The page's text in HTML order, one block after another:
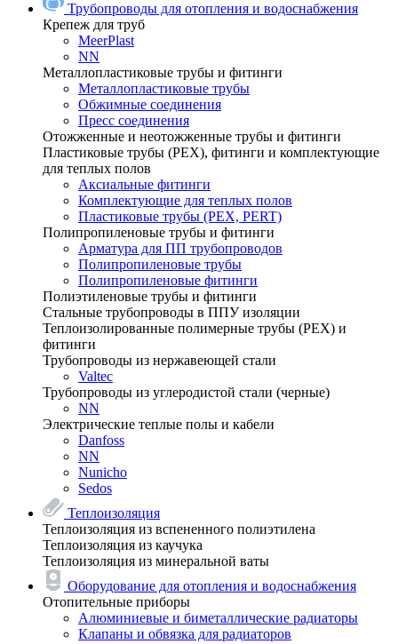
Трубопроводы для отопления и водоснабжения
Крепеж для труб
MeerPlast
NN
Металлопластиковые трубы и фитинги
Металлопластиковые трубы
Обжимные соединения
Пресс соединения
Отожженные и неотожженные трубы и фитинги
Пластиковые трубы (РЕХ), фитинги и комплектующие
для теплых полов
Аксиальные фитинги
Комплектующие для теплых полов
Пластиковые трубы (РЕХ, PERT)
Полипропиленовые трубы и фитинги
Арматура для ПП трубопроводов
Полипропиленовые трубы
Полипропиленовые фитинги
Полиэтиленовые трубы и фитинги
Стальные трубопроводы в ППУ изоляции
Теплоизолированные полимерные трубы (РЕХ) и
фитинги
Трубопроводы из нержавеющей стали
Valtec
Трубопроводы из углеродистой стали (черные)
NN
Электрические теплые полы и кабели
Danfoss
NN
Nunicho
Sedos
Теплоизоляция
Теплоизоляция из вспененного полиэтилена
Теплоизоляция из каучука
Теплоизоляция из минеральной ваты
Оборудование для отопления и водоснабжения
Отопительные приборы
Алюминиевые и биметаллические радиаторы
Клапаны и обвязка для радиаторов